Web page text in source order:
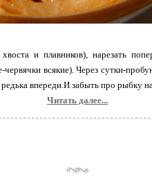
и плавников), нарезать
всякие). Через сутки-
впереди.И забыть про рыбку
Читать далее...